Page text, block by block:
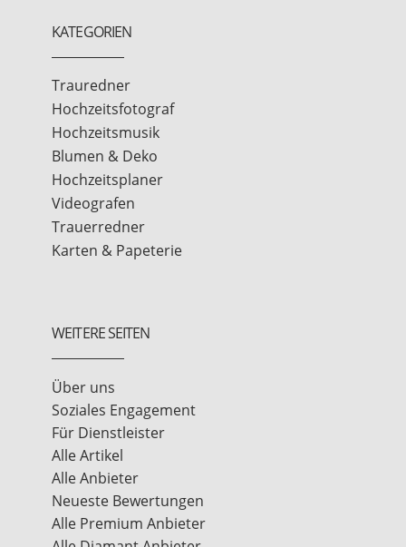
KATEGORIEN
Trauredner
Hochzeitsfotograf
Hochzeitsmusik
Blumen & Deko
Hochzeitsplaner
Videografen
Trauerredner
Karten & Papeterie
WEITERE SEITEN
Über uns
Soziales Engagement
Für Dienstleister
Alle Artikel
Alle Anbieter
Neueste Bewertungen
Alle Premium Anbieter